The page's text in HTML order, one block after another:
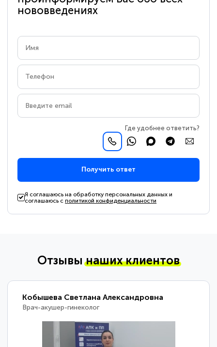
нововведениях
Где удобнее ответить?
Получить ответ
Я соглашаюсь на обработку персональных данных и
соглашаюсь сполитикой конфиденциальности
Отзывынаших клиентов
Кобышева Светлана Александровна
Врач-акушер-гинеколог